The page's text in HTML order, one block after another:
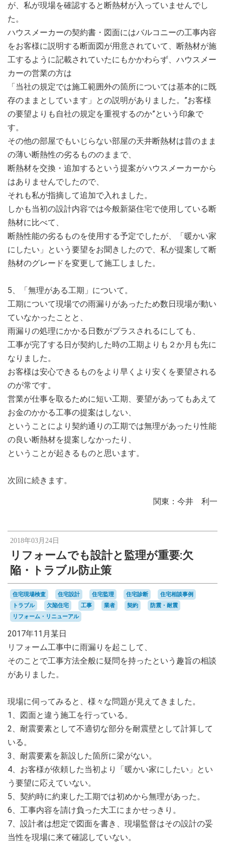
が、私が現場を確認すると断熱材が入っていませんでし
た。
ハウスメーカーの契約書・図面にはバルコニーの工事内容
をお客様に説明する断面図が用意されていて、断熱材が施
工するように記載されていたにもかかわらず、ハウスメー
カーの営業の方は
「当社の規定では施工範囲外の箇所については基本的に既
存のままとしています」との説明がありました。”お客様
の要望よりも自社の規定を重視するのか”という印象で
す。
その他の部屋でもいじらない部屋の天井断熱材は昔のまま
の薄い断熱性の劣るもののままで、
断熱材を交換・追加するという提案がハウスメーカーから
はありませんでしたので、
それも私が指摘して追加で入れました。
しかも当初の設計内容では今般新築住宅で使用している断
熱材に比べて、
断熱性能の劣るものを使用する予定でしたが、「暖かい家
にしたい」という要望をお聞きしたので、私が提案して断
熱材のグレードを変更して施工しました。
5、「無理がある工期」について。
工期について現場での雨漏りがあったため数日現場が動い
ていなかったことと、
雨漏りの処理にかかる日数がプラスされるにしても、
工事が完了する日が契約した時の工期よりも２か月も先に
なりました。
お客様は安心できるものをより早くより安くを要望される
のが常です。
営業が仕事を取るために短い工期、要望があってもあえて
お金のかかる工事の提案はしない、
ということにより契約通りの工期では無理があったり性能
の良い断熱材を提案しなかったり、
ということが起きるものと思います。
次回に続きます。
関東：今井 利一
2018年03月24日
リフォームでも設計と監理が重要:欠
陥・トラブル防止策
住宅現場検査 住宅設計 住宅監理 住宅診断
住宅相談事例
トラブル
欠陥住宅 工事 業者 契約
防震・耐震
リフォーム・リニューアル
2017年11月某日
リフォーム工事中に雨漏りを起こして、
そのことで工事方法全般に疑問を持ったという趣旨の相談
がありました。
現場に伺ってみると、様々な問題が見えてきました。
1、図面と違う施工を行っている。
2、耐震要素として不適切な部分を耐震壁として計算して
いる。
3、耐震要素を新設した箇所に梁がない。
4、お客様が依頼した当初より「暖かい家にしたい」とい
う要望に応えていない。
5、契約時に約束した工期では初めから無理があった。
6、工事内容を請け負った大工にまかせっきり。
7、設計者は想定で図面を書き、現場監督はその設計の妥
当性を現場に来て確認していない。